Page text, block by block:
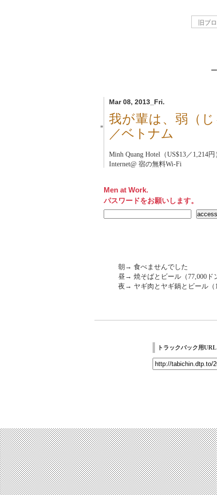
Mar 08, 2013_Fri.
■
我が輩は、弱（
／ベトナム
Minh Quang Hotel（US$13／1,214円
Internet@ 宿の無料Wi-Fi
Men at Work.
パスワードをお願いします。
朝→ 食べませんでした
昼→ 焼そばとビール（77,000ド
夜→ ヤギ肉とヤギ鍋とビール（
トラックバック用URL